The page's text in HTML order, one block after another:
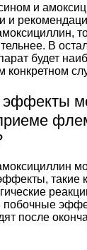
и
и
В
будет
такие
побочные
после